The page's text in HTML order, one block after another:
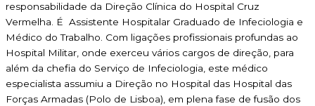
responsabilidade da Direção Clínica do Hospital Cruz
Vermelha. É Assistente Hospitalar Graduado de Infeciologia e
Médico do Trabalho. Com ligações profissionais profundas ao
Hospital Militar, onde exerceu vários cargos de direção, para
além da chefia do Serviço de Infeciologia, este médico
especialista assumiu a Direção no Hospital das Hospital das
Forças Armadas (Polo de Lisboa), em plena fase de fusão dos